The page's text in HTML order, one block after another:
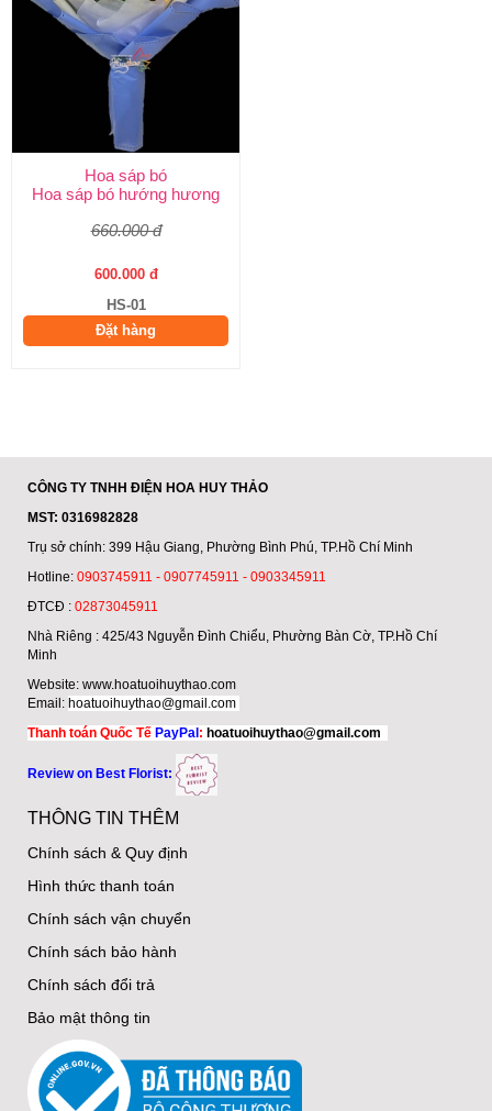
Hoa sáp bó
Hoa sáp bó hướng hương
660.000 đ
600.000 đ
HS-01
Đặt hàng
CÔNG TY TNHH ĐIỆN HOA HUY THẢO
MST: 0316982828
Trụ sở chính: 399 Hậu Giang, Phường Bình Phú, TP.Hồ Chí Minh
Hotline: 0903745911 - 0907745911 - 0903345911
ĐTCĐ : 02873045911
Nhà Riêng : 425/43 Nguyễn Đình Chiểu, Phường Bàn Cờ, TP.Hồ Chí
Minh
Website: www.hoatuoihuythao.com
Email: hoatuoihuythao@gmail.com
Thanh toán Quốc Tế PayPal : hoatuoihuythao@gmail.com
Review on Best Florist:
THÔNG TIN THÊM
Chính sách & Quy định
Hình thức thanh toán
Chính sách vận chuyển
Chính sách bảo hành
Chính sách đổi trả
Bảo mật thông tin